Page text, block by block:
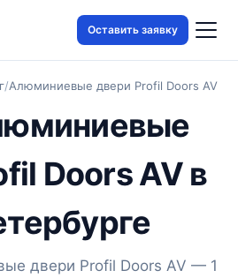
Оставить заявку
/Алюминиевые двери Profil Doors AV
Doors AV в
двери Profil Doors AV — 1